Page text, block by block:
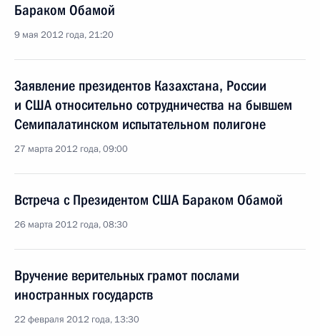
Бараком Обамой
9 мая 2012 года, 21:20
Заявление президентов Казахстана, России
и США относительно сотрудничества на бывшем
Семипалатинском испытательном полигоне
27 марта 2012 года, 09:00
Встреча с Президентом США Бараком Обамой
26 марта 2012 года, 08:30
Вручение верительных грамот послами
иностранных государств
22 февраля 2012 года, 13:30